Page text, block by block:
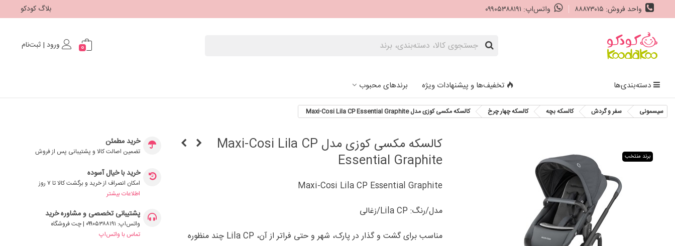
واحد فروش: ۸۸۸۷۳۰۱۵ واتس‌اپ: ۰۹۹۰۵۳۸۸۱۹۱ بلاگ کودکو
0 ورود | ثبت‌نام
دسته‌بندی‌ها تخفیف‌ها و پیشنهادات ویژه برندهای محبوب
سیسمونی سفر و گردش کالسکه بچه کالسکه چهار چرخ کالسکه مکسی کوزی مدل Maxi-Cosi Lila CP Essential Graphite
برند منتخب
کالسکه مکسی کوزی مدل Maxi-Cosi Lila CP
Essential Graphite
Maxi-Cosi Lila CP Essential Graphite
مدل/رنگ: Lila CP/زغالی
مناسب برای گشت و گذار در پارک، شهر و حتی فراتر از آن، Lila CP چند منظوره
خرید مطمئن
تضمین اصالت کالا و پشتیبانی پس از فروش
خرید با خیال آسوده
امکان انصراف از خرید و برگشت کالا تا ۷ روز
اطلاعات بیشتر
پشتیبانی تخصصی و مشاوره خرید
واتس‌اپ: ۰۹۹۰۵۳۸۸۱۹۱ | چت فروشگاه
تماس با واتس‌اپ